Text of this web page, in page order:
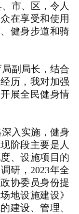
市、区，令人
在享受和使用
健身步道和骑
副局长，结合
历，我对加强
展全民健身情
入实施，健身
阶段主要是人
、设施项目的
研，2023年全
协委员身份提
地设施建设》
建设、管理、